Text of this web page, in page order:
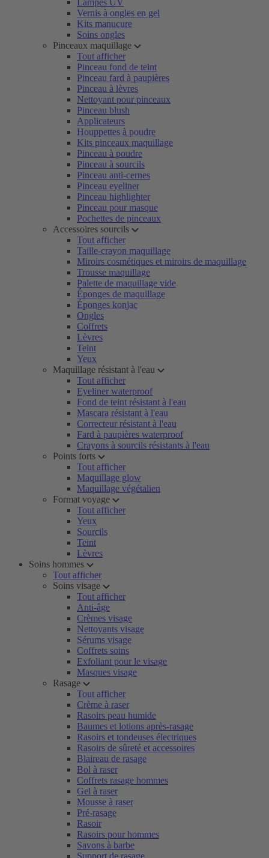
Lampes UV
Vernis à ongles en gel
Kits manucure
Soins ongles
Pinceaux maquillage
Tout afficher
Pinceau fond de teint
Pinceau fard à paupières
Pinceau à lèvres
Nettoyant pour pinceaux
Pinceau blush
Applicateurs
Houppettes à poudre
Kits pinceaux maquillage
Pinceau à poudre
Pinceau à sourcils
Pinceau anti-cernes
Pinceau eyeliner
Pinceau highlighter
Pinceau pour masque
Pochettes de pinceaux
Accessoires sourcils
Tout afficher
Taille-crayon maquillage
Miroirs cosmétiques et miroirs de maquillage
Trousse maquillage
Palette de maquillage vide
Éponges de maquillage
Éponges konjac
Ongles
Coffrets
Lèvres
Teint
Yeux
Maquillage résistant à l'eau
Tout afficher
Eyeliner waterproof
Fond de teint résistant à l'eau
Mascara résistant à l'eau
Correcteur résistant à l'eau
Fard à paupières waterproof
Crayons à sourcils résistants à l'eau
Points forts
Tout afficher
Maquillage glow
Maquillage végétalien
Format voyage
Tout afficher
Yeux
Sourcils
Teint
Lèvres
Soins hommes
Tout afficher
Soins visage
Tout afficher
Anti-âge
Crèmes visage
Nettoyants visage
Sérums visage
Coffrets soins
Exfoliant pour le visage
Masques visage
Rasage
Tout afficher
Crème à raser
Rasoirs peau humide
Baumes et lotions après-rasage
Rasoirs et tondeuses électriques
Rasoirs de sûreté et accessoires
Blaireau de rasage
Bol à raser
Coffrets rasage hommes
Gel à raser
Mousse à raser
Pré-rasage
Rasoir
Rasoirs pour hommes
Savons à barbe
Support de rasage